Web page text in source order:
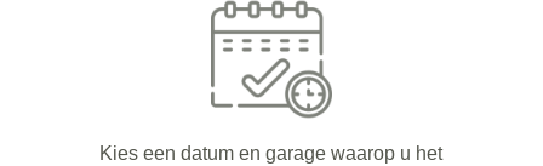
Kies een datum en garage waarop u het